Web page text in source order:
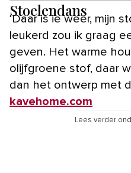
Stoelendans
‘Daar is ie weer, mijn
leukerd zou ik graag
geven. Het warme
olijfgroene stof, daar
dan het ontwerp met
kavehome.com
Lees verder